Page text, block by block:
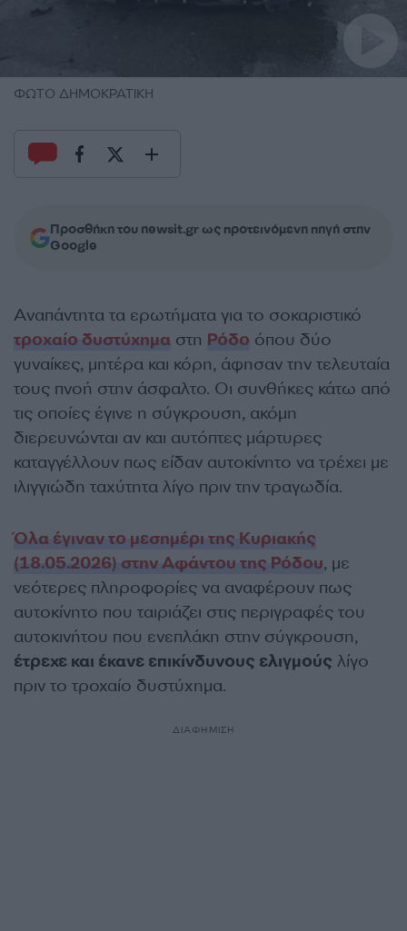
ΦΩΤΟ ΔΗΜΟΚΡΑΤΙΚΗ
Προσθήκη του newsit.gr ως προτεινόμενη πηγή στην
Google
Αναπάντητα τα ερωτήματα για το σοκαριστικό
τροχαίο δυστύχημα στη Ρόδο όπου δύο
γυναίκες, μητέρα και κόρη, άφησαν την τελευταία
τους πνοή στην άσφαλτο. Οι συνθήκες κάτω από
τις οποίες έγινε η σύγκρουση, ακόμη
διερευνώνται αν και αυτόπτες μάρτυρες
καταγγέλλουν πως είδαν αυτοκίνητο να τρέχει με
ιλιγγιώδη ταχύτητα λίγο πριν την τραγωδία.
Όλα έγιναν το μεσημέρι της Κυριακής
(18.05.2026) στην Αφάντου της Ρόδου, με
νεότερες πληροφορίες να αναφέρουν πως
αυτοκίνητο που ταιριάζει στις περιγραφές του
αυτοκινήτου που ενεπλάκη στην σύγκρουση,
έτρεχε και έκανε επικίνδυνους ελιγμούς λίγο
πριν το τροχαίο δυστύχημα.
ΔΙΑΦΗΜΙΣΗ